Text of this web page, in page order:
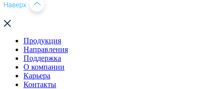
Продукция
Направления
Поддержка
О компании
Карьера
Контакты